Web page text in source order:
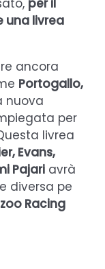
una livrea
ancora
Portogallo,
nuova
per
livrea
Evans,
Pajari avrà
diversa pe
Racing